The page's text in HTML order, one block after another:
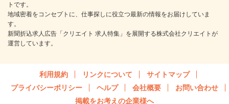
トです。
地域密着をコンセプトに、仕事探しに役立つ最新の情報をお届けしていま
す。
新聞折込求人広告「クリエイト 求人特集」を展開する株式会社クリエイトが
運営しています。
利用規約 リンクについて
サイトマップ
プライバシーポリシー
ヘルプ 会社概要
お問い合わせ
掲載をお考えの企業様へ